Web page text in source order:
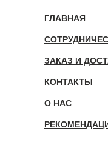
ГЛАВНАЯ
ЗАКАЗ И
КОНТАКТЫ
О НАС